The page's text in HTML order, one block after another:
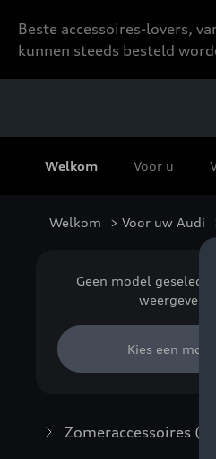
Beste accessoires-lovers,
kunnen steeds besteld
Welkom Voor u
Welkom > Voor uw Audi
Geen model
weergeven)
Kies een model
Zomeraccessoires (7)